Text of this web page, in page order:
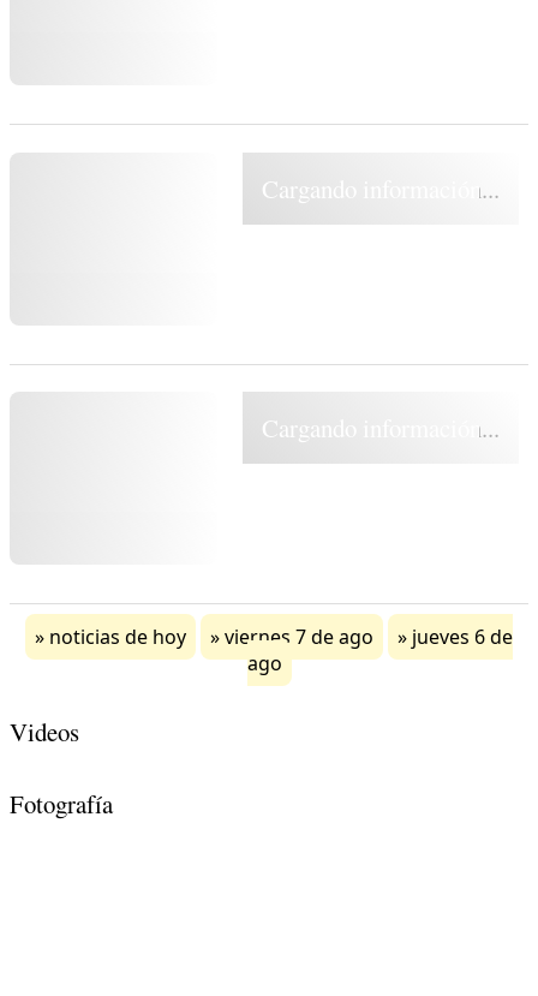
Cargando información...
Cargando información...
noticias de hoy viernes 7 de ago
jueves 6 de
ago
Videos
Fotografía